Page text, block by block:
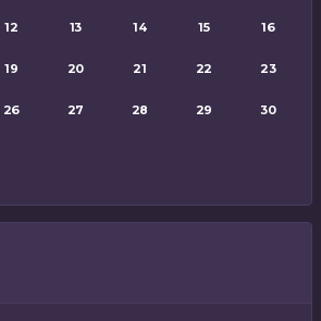
12 13 14 15 16
19 20 21 22 23
26 27 28 29 30